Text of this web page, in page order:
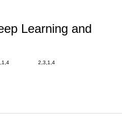
Learning and
2,3,1,4